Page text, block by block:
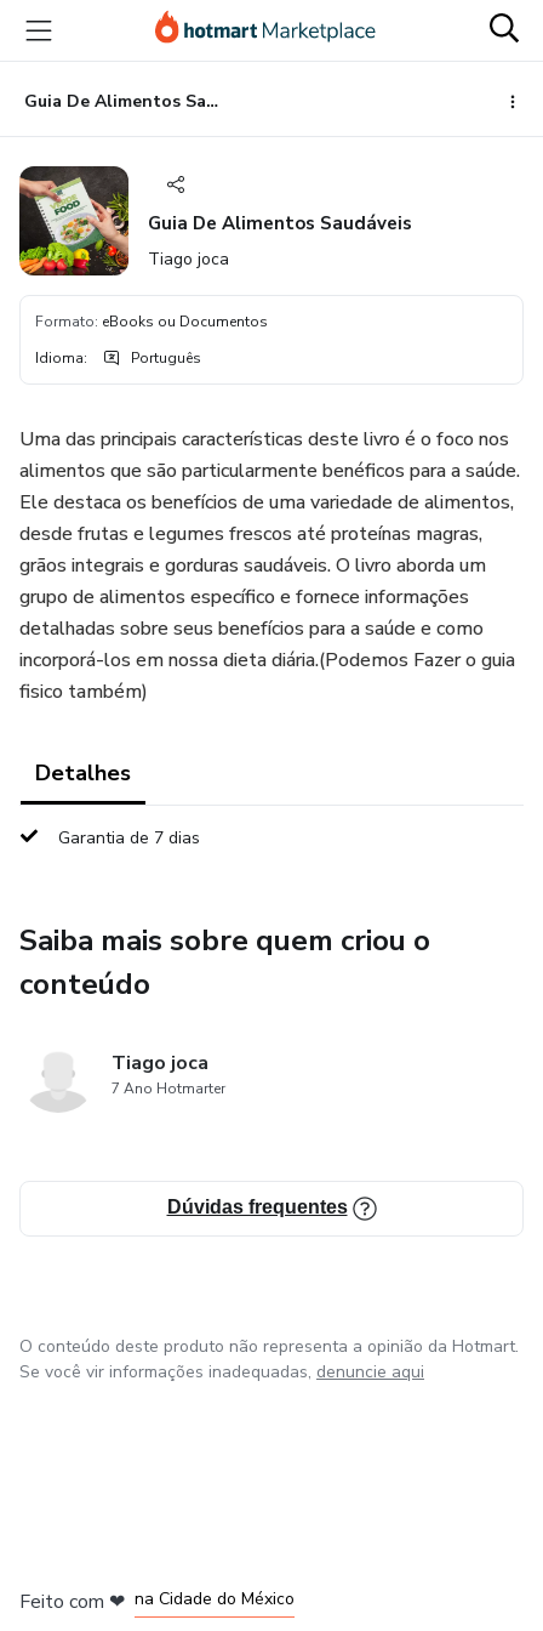
para
conteúdo
principal
para
pagamento
para
rodapé
Guia De Alimentos Saudáveis
Guia De Alimentos Saudáveis
Tiago joca
Formato: eBooks ou Documentos
Idioma: Português
Uma das principais características deste livro é o foco nos
alimentos que são particularmente benéficos para a saúde.
Ele destaca os benefícios de uma variedade de alimentos,
desde frutas e legumes frescos até proteínas magras,
grãos integrais e gorduras saudáveis. O livro aborda um
grupo de alimentos específico e fornece informações
detalhadas sobre seus benefícios para a saúde e como
incorporá-los em nossa dieta diária.(Podemos Fazer o guia
fisico também)
Detalhes
Garantia de 7 dias
Saiba mais sobre quem criou o
conteúdo
Tiago joca
7 Ano Hotmarter
Dúvidas frequentes
O conteúdo deste produto não representa a opinião da Hotmart.
Se você vir informações inadequadas, denuncie aqui
Feito com ❤ na Cidade do México